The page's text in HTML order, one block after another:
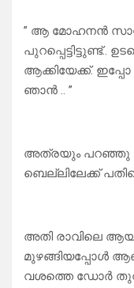
” ആ മോഹനൻ
പുറപ്പെട്ടിട്ടുണ്ട്..
ആക്കിയേക്ക്. ഇപ്പോ
ഞാൻ .. ”
അത്രയും പറഞ്ഞു
ബെല്ലിലേക്ക്
അതി രാവിലെ
മുഴങ്ങിയപ്പോൾ
വശത്തെ ഡോർ